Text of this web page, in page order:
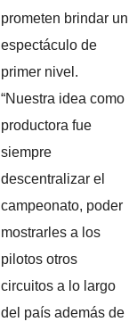
prometen brindar un
espectáculo de
primer nivel.
“Nuestra idea como
productora fue
siempre
descentralizar el
campeonato, poder
mostrarles a los
pilotos otros
circuitos a lo largo
del país además de